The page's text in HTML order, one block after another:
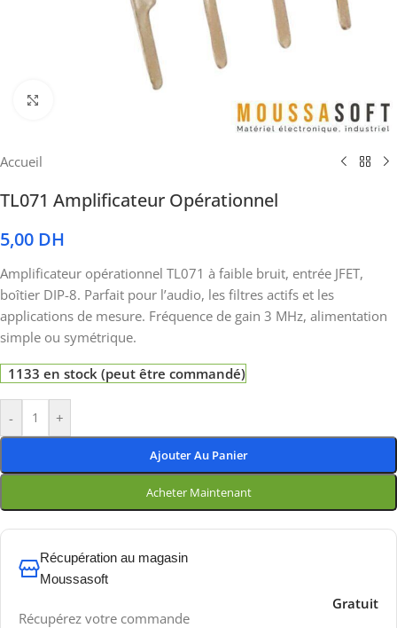
Accueil
TL071 Amplificateur Opérationnel
5,00 DH
Amplificateur opérationnel TL071 à faible bruit, entrée JFET,
boîtier DIP-8. Parfait pour l’audio, les filtres actifs et les
applications de mesure. Fréquence de gain 3 MHz, alimentation
simple ou symétrique.
1133 en stock (peut être commandé)
- +
Ajouter Au Panier
Acheter Maintenant
Récupération au magasin
Moussasoft
Récupérez votre commande
Gratuit